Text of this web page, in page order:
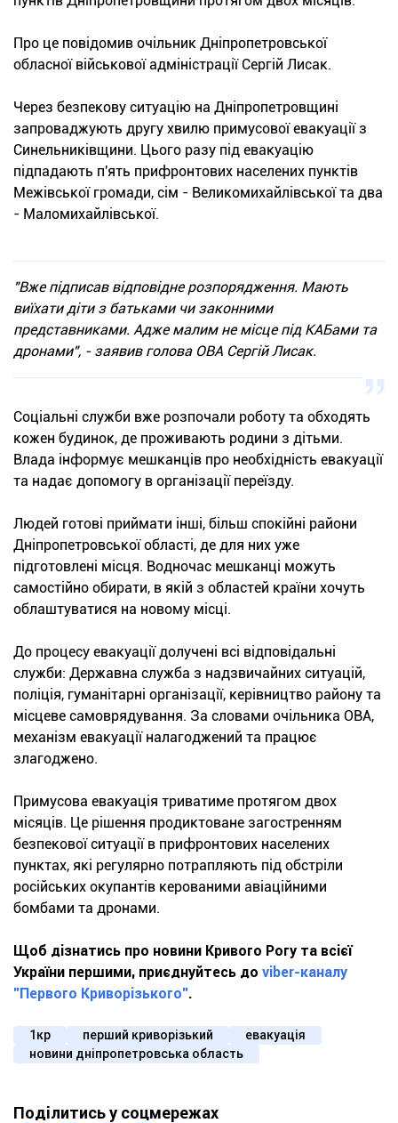
Про це повідомив очільник Дніпропетровської
обласної військової адміністрації Сергій Лисак.
Через безпекову ситуацію на Дніпропетровщині
запроваджують другу хвилю примусової евакуації з
Синельниківщини. Цього разу під евакуацію
підпадають п'ять прифронтових населених пунктів
Межівської громади, сім - Великомихайлівської та два
- Маломихайлівської.
"Вже підписав відповідне розпорядження. Мають
виїхати діти з батьками чи законними
представниками. Адже малим не місце під КАБами та
дронами", - заявив голова ОВА Сергій Лисак.
Соціальні служби вже розпочали роботу та обходять
кожен будинок, де проживають родини з дітьми.
Влада інформує мешканців про необхідність евакуації
та надає допомогу в організації переїзду.
Людей готові приймати інші, більш спокійні райони
Дніпропетровської області, де для них уже
підготовлені місця. Водночас мешканці можуть
самостійно обирати, в якій з областей країни хочуть
облаштуватися на новому місці.
До процесу евакуації долучені всі відповідальні
служби: Державна служба з надзвичайних ситуацій,
поліція, гуманітарні організації, керівництво району та
місцеве самоврядування. За словами очільника ОВА,
механізм евакуації налагоджений та працює
злагоджено.
Примусова евакуація триватиме протягом двох
місяців. Це рішення продиктоване загостренням
безпекової ситуації в прифронтових населених
пунктах, які регулярно потрапляють під обстріли
російських окупантів керованими авіаційними
бомбами та дронами.
Щоб дізнатись про новини Кривого Рогу та всієї
України першими, приєднуйтесь до viber-каналу
"Первого Криворізького".
1кр перший криворізький
евакуація
новини дніпропетровська область
Поділитись у соцмережах